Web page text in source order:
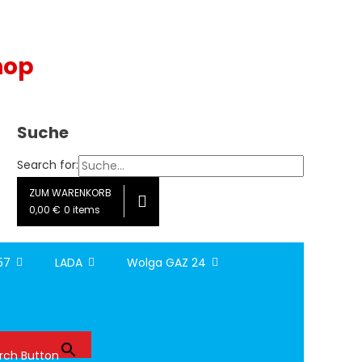
Suche
Search for:
ZUM WARENKORB
0,00 € 0 items
LADA Wolga GAZ 24
Button